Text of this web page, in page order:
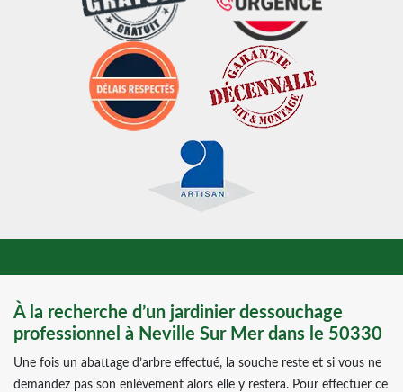
À la recherche d’un jardinier dessouchage
professionnel à Neville Sur Mer dans le 50330
Une fois un abattage d’arbre effectué, la souche reste et si vous ne
demandez pas son enlèvement alors elle y restera. Pour effectuer ce